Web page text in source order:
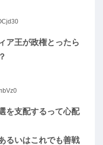
ア王が政権とったら
を支配するって心配
るいはこれでも善戦